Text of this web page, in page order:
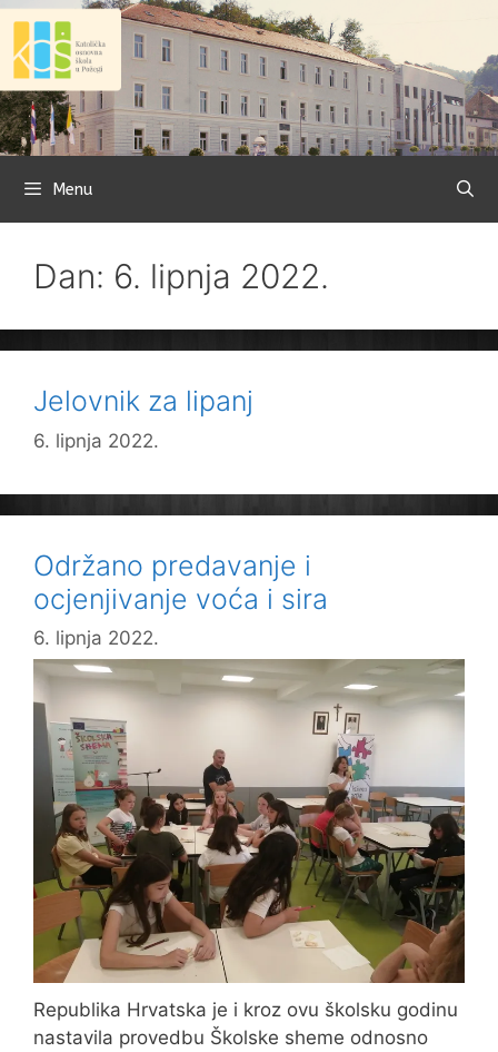
Preskoči
sadržaj
Menu
Dan: 6. lipnja 2022.
Jelovnik za lipanj
6. lipnja 2022.
Održano predavanje i
ocjenjivanje voća i sira
6. lipnja 2022.
Republika Hrvatska je i kroz ovu školsku godinu
nastavila provedbu Školske sheme odnosno